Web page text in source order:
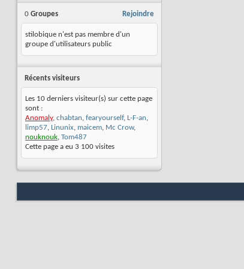
Rejoindre
0 Groupes
stilobique n'est pas membre d'un
groupe d'utilisateurs public
Récents visiteurs
Les 10 derniers visiteur(s) sur cette page
sont :
Anomaly, chabtan, fearyourself, L-F-an,
limp57, Linunix, maicem, Mc Crow,
nouknouk, Tom487
Cette page a eu 3 100 visites